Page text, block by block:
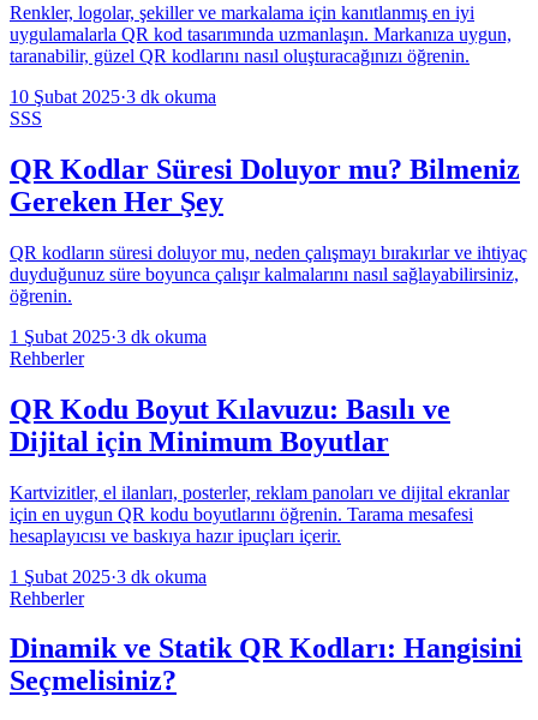
Renkler, logolar, şekiller ve markalama için kanıtlanmış en iyi
uygulamalarla QR kod tasarımında uzmanlaşın. Markanıza uygun,
taranabilir, güzel QR kodlarını nasıl oluşturacağınızı öğrenin.
10 Şubat 2025·3 dk okuma
SSS
QR Kodlar Süresi Doluyor mu? Bilmeniz
Gereken Her Şey
QR kodların süresi doluyor mu, neden çalışmayı bırakırlar ve ihtiyaç
duyduğunuz süre boyunca çalışır kalmalarını nasıl sağlayabilirsiniz,
öğrenin.
1 Şubat 2025·3 dk okuma
Rehberler
QR Kodu Boyut Kılavuzu: Basılı ve
Dijital için Minimum Boyutlar
Kartvizitler, el ilanları, posterler, reklam panoları ve dijital ekranlar
için en uygun QR kodu boyutlarını öğrenin. Tarama mesafesi
hesaplayıcısı ve baskıya hazır ipuçları içerir.
1 Şubat 2025·3 dk okuma
Rehberler
Dinamik ve Statik QR Kodları: Hangisini
Seçmelisiniz?